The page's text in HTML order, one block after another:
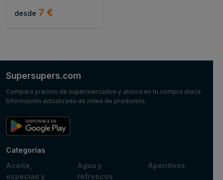
desde 7 €
Supersupers.com
Compara precios de supermercados y ahorra en tu compra diaria.
Información actualizada de miles de productos.
Categorías
Aceite,
especias y
Agua y
refrescos
Aperitivos